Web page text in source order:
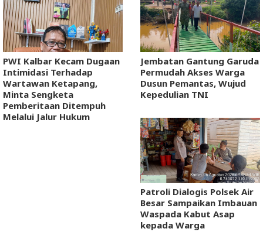
PWI Kalbar Kecam Dugaan
Intimidasi Terhadap
Wartawan Ketapang,
Minta Sengketa
Pemberitaan Ditempuh
Melalui Jalur Hukum
Jembatan Gantung Garuda
Permudah Akses Warga
Dusun Pemantas, Wujud
Kepedulian TNI
Patroli Dialogis Polsek Air
Besar Sampaikan Imbauan
Waspada Kabut Asap
kepada Warga